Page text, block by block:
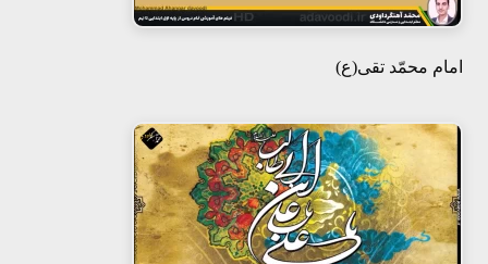
امام محمّد تقی(ع)